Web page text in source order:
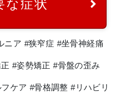
な症状
ニア #狭窄症 #坐骨神経痛
#姿勢矯正 #骨盤の歪み
ケア #骨格調整 #リハビリ